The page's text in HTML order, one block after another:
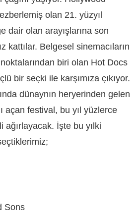
olan 21. yüzyıl
dair olan arayışlarına son
kattılar. Belgesel sinemacıların
biri olan Hot Docs
bir seçki ile karşımıza çıkıyor.
dünaynın heryerinden gelen
açan festival, bu yıl yüzlerce
İşte bu yılki
Sons